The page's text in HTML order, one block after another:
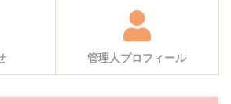
管理人プロフィール